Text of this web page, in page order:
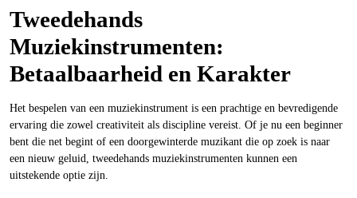
Tweedehands
Muziekinstrumenten:
Betaalbaarheid en Karakter
Het bespelen van een muziekinstrument is een prachtige en bevredigende
ervaring die zowel creativiteit als discipline vereist. Of je nu een beginner
bent die net begint of een doorgewinterde muzikant die op zoek is naar
een nieuw geluid, tweedehands muziekinstrumenten kunnen een
uitstekende optie zijn.